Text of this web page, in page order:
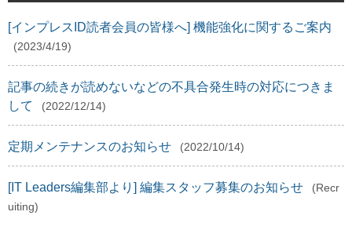
[インプレスID読者会員の皆様へ] 機能強化に関するご案内
(2023/4/19)
記事の続きが読めないなどの不具合発生時の対応につきま
して
(2022/12/14)
定期メンテナンスのお知らせ (2022/10/14)
[IT Leaders編集部より] 編集スタッフ募集のお知らせ
(Recr
uiting)